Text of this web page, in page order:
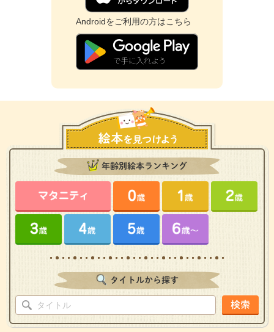
Androidをご利用の方はこちら
年齢別絵本ランキング
タイトルから探す
検索